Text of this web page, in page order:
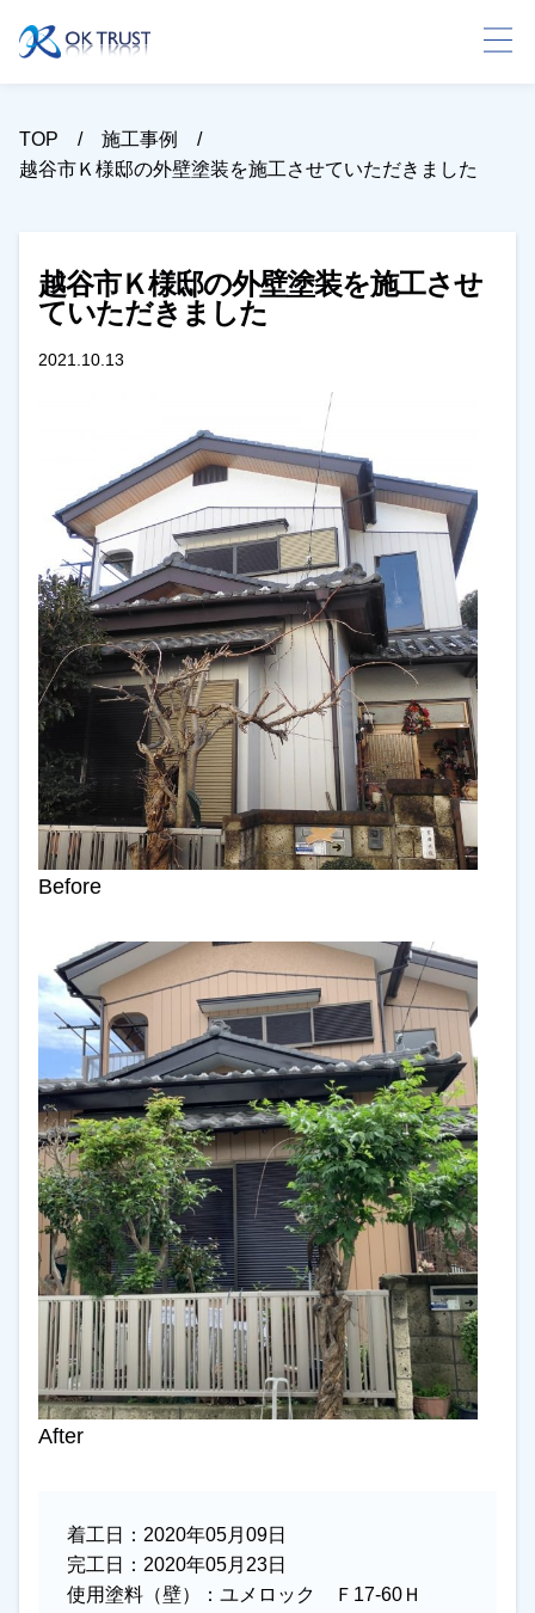
TOP
施工事例
越谷市Ｋ様邸の外壁塗装を施工させていただきました
越谷市Ｋ様邸の外壁塗装を施工させ
ていただきました
2021.10.13
Before
After
着工日： 2020年05月09日
完工日： 2020年05月23日
使用塗料（壁）： ユメロック Ｆ17-60Ｈ